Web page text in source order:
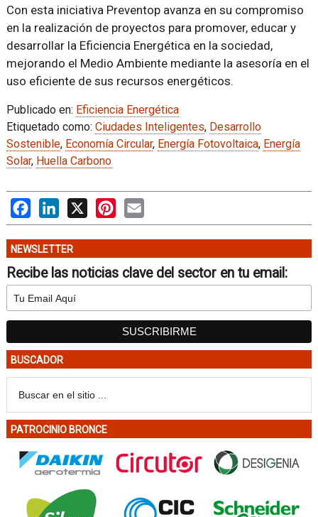
Con esta iniciativa Preventop avanza en su compromiso
en la realización de proyectos para promover, educar y
desarrollar la Eficiencia Energética en la sociedad,
mejorando el Medio Ambiente mediante la asesoría en el
uso eficiente de sus recursos energéticos.
Publicado en: Eficiencia Energética
Etiquetado como: Ciudades Inteligentes, Desarrollo
Sostenible, Economía Circular, Energía Fotovoltaica, Energía
Solar, Huella Carbono
FacebookLinkedIn
X PinterestEmail
NEWSLETTER
Recibe las noticias clave del sector en tu email:
BUSCADOR
PATROCINIO BRONCE